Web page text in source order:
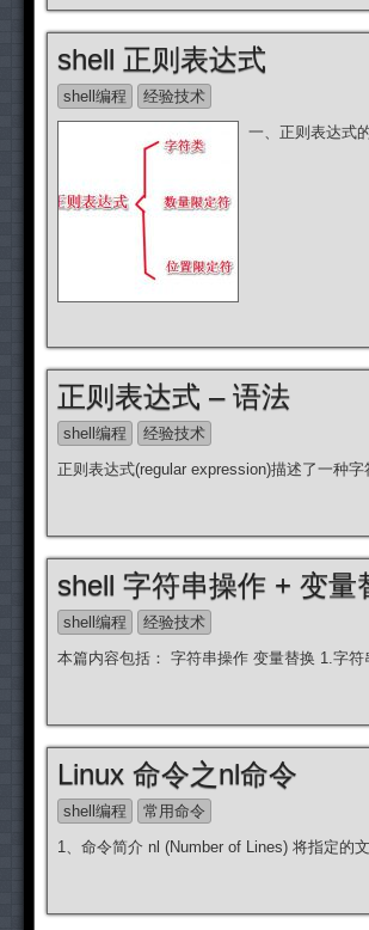
shell 正则表达式
shell编程
经验技术
一、正则表达式
正则表达式 – 语法
shell编程
经验技术
正则表达式(regular expression)描述了一种
shell 字符串操作 + 变量
shell编程
经验技术
本篇内容包括： 字符串操作 变量替换 1.字
Linux 命令之nl命令
shell编程
常用命令
1、命令简介 nl (Number of Lines) 将指定的